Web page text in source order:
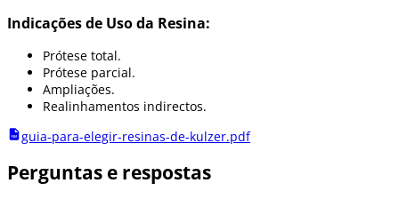
Indicações de Uso da Resina:
Prótese total.
Prótese parcial.
Ampliações.
Realinhamentos indirectos.
guia-para-elegir-resinas-de-kulzer.pdf
Perguntas e respostas